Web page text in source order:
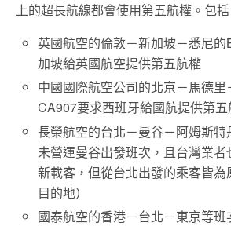
上的超長航線都會使用第五航權。包括
英國航空的倫敦－新加坡－悉尼
加坡給英國航空提供第五航權
中國國際航空公司的北京－馬德里
CA907要求西班牙給國航提供第
長榮航空的台北－曼谷－阿姆斯
未營運曼谷出發班次，且台灣業者
新載客，但從台北出發的乘客皆為
目的地）
國泰航空的香港－台北－東京等班